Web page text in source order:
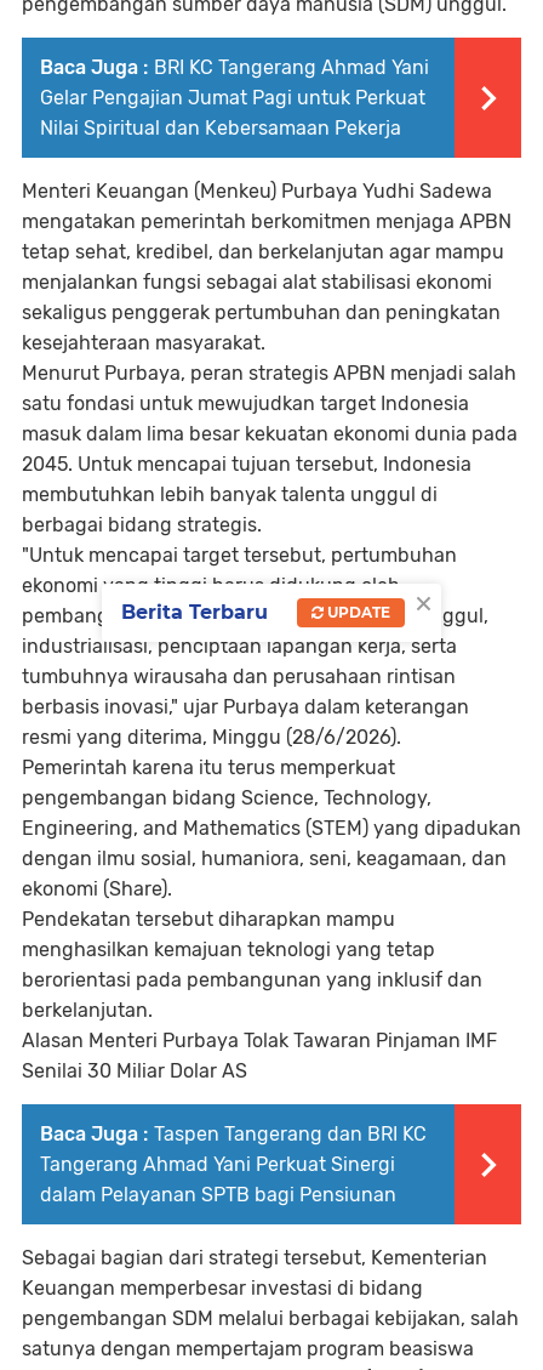
pengembangan sumber daya manusia (SDM) unggul.
Baca Juga : BRI KC Tangerang Ahmad Yani
Gelar Pengajian Jumat Pagi untuk Perkuat
Nilai Spiritual dan Kebersamaan Pekerja
Menteri Keuangan (Menkeu) Purbaya Yudhi Sadewa
mengatakan pemerintah berkomitmen menjaga APBN
tetap sehat, kredibel, dan berkelanjutan agar mampu
menjalankan fungsi sebagai alat stabilisasi ekonomi
sekaligus penggerak pertumbuhan dan peningkatan
kesejahteraan masyarakat.
Menurut Purbaya, peran strategis APBN menjadi salah
satu fondasi untuk mewujudkan target Indonesia
masuk dalam lima besar kekuatan ekonomi dunia pada
2045. Untuk mencapai tujuan tersebut, Indonesia
membutuhkan lebih banyak talenta unggul di
berbagai bidang strategis.
"Untuk mencapai target tersebut, pertumbuhan
ekonomi yang tinggi harus didukung oleh
pembangunan sumber daya manusia yang unggul,
industrialisasi, penciptaan lapangan kerja, serta
tumbuhnya wirausaha dan perusahaan rintisan
berbasis inovasi," ujar Purbaya dalam keterangan
resmi yang diterima, Minggu (28/6/2026).
Pemerintah karena itu terus memperkuat
pengembangan bidang Science, Technology,
Engineering, and Mathematics (STEM) yang dipadukan
dengan ilmu sosial, humaniora, seni, keagamaan, dan
ekonomi (Share).
Pendekatan tersebut diharapkan mampu
menghasilkan kemajuan teknologi yang tetap
berorientasi pada pembangunan yang inklusif dan
berkelanjutan.
Alasan Menteri Purbaya Tolak Tawaran Pinjaman IMF
Senilai 30 Miliar Dolar AS
Baca Juga : Taspen Tangerang dan BRI KC
Tangerang Ahmad Yani Perkuat Sinergi
dalam Pelayanan SPTB bagi Pensiunan
Sebagai bagian dari strategi tersebut, Kementerian
Keuangan memperbesar investasi di bidang
pengembangan SDM melalui berbagai kebijakan, salah
satunya dengan mempertajam program beasiswa
×
Berita Terbaru UPDATE